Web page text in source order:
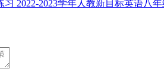
习 2022-2023学年人教新目标英语八